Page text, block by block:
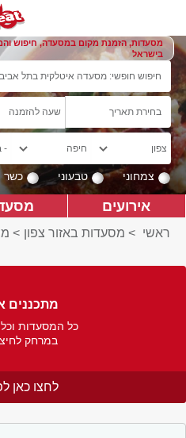
מסעדות, הזמנת מקום במסעדה, חיפוש
בישראל
צמחוני טבעוני כשר
אירועים
ראשי > מסעדות באזור צפון >
מתכננים
כל המסעדות
במרחק
לחצו כאן